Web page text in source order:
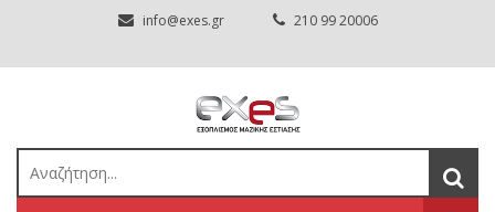
info@exes.gr 210 99 20006